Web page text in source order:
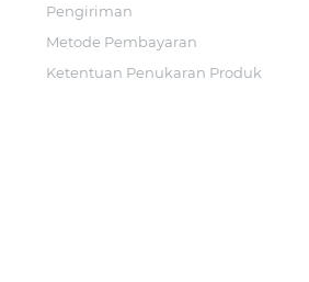
Pengiriman
Metode Pembayaran
Ketentuan Penukaran Produk